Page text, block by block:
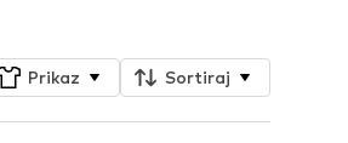
Prikaz Sortiraj